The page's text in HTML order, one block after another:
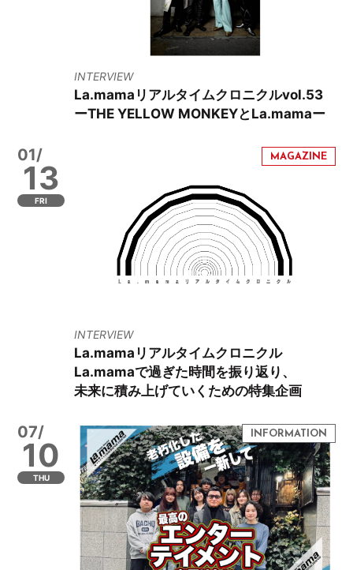
INTERVIEW
La.mamaリアルタイムクロニクルvol.53
ーTHE YELLOW MONKEYとLa.mamaー
01/
13
FRI
INTERVIEW
La.mamaリアルタイムクロニクル
La.mamaで過ぎた時間を振り返り、
未来に積み上げていくための特集企画
07/
10
THU